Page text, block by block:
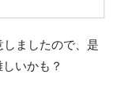
ましたので、是
いかも？